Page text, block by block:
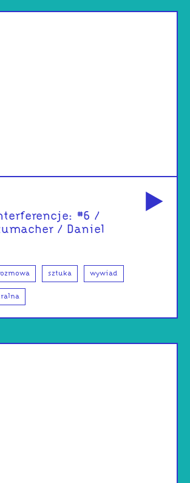
#6 /
/ Daniel
sztuka wywiad